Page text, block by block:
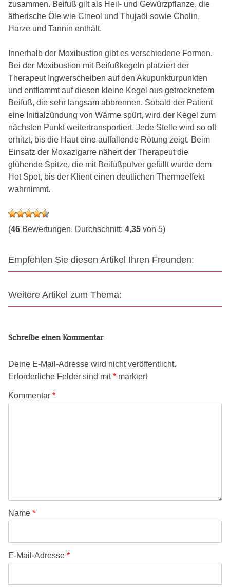
zusammen. Beifuß gilt als Heil- und Gewürzpflanze, die
ätherische Öle wie Cineol und Thujaöl sowie Cholin,
Harze und Tannin enthält.
Innerhalb der Moxibustion gibt es verschiedene Formen.
Bei der Moxibustion mit Beifußkegeln platziert der
Therapeut Ingwerscheiben auf den Akupunkturpunkten
und entflammt auf diesen kleine Kegel aus getrocknetem
Beifuß, die sehr langsam abbrennen. Sobald der Patient
eine Initialzündung von Wärme spürt, wird der Kegel zum
nächsten Punkt weitertransportiert. Jede Stelle wird so oft
erhitzt, bis die Haut eine auffallende Rötung zeigt. Beim
Einsatz der Moxazigarre nähert der Therapeut die
glühende Spitze, die mit Beifußpulver gefüllt wurde dem
Hot Spot, bis der Klient einen deutlichen Thermoeffekt
wahrnimmt.
(46 Bewertungen, Durchschnitt: 4,35 von 5)
Empfehlen Sie diesen Artikel Ihren Freunden:
Weitere Artikel zum Thema:
Schreibe einen Kommentar
Deine E-Mail-Adresse wird nicht veröffentlicht.
Erforderliche Felder sind mit* markiert
Kommentar *
Name *
E-Mail-Adresse *